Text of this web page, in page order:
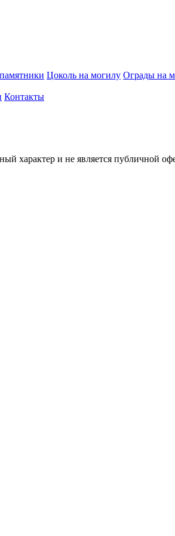
Цоколь на могилу Ограды на
Контакты
характер и не является публичной